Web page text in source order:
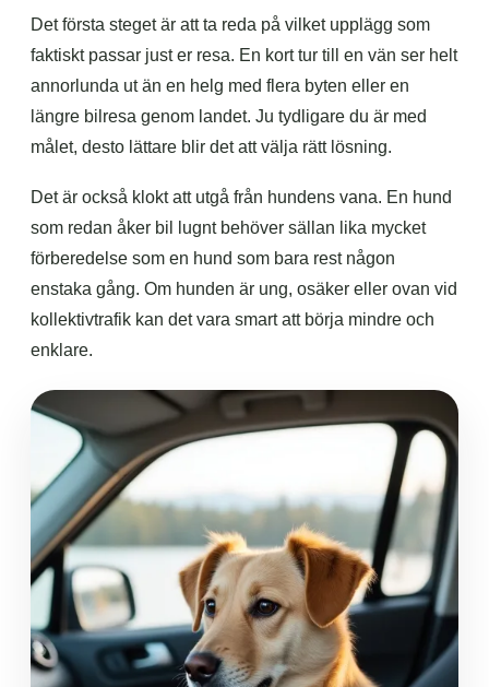
Det första steget är att ta reda på vilket upplägg som
faktiskt passar just er resa. En kort tur till en vän ser helt
annorlunda ut än en helg med flera byten eller en
längre bilresa genom landet. Ju tydligare du är med
målet, desto lättare blir det att välja rätt lösning.
Det är också klokt att utgå från hundens vana. En hund
som redan åker bil lugnt behöver sällan lika mycket
förberedelse som en hund som bara rest någon
enstaka gång. Om hunden är ung, osäker eller ovan vid
kollektivtrafik kan det vara smart att börja mindre och
enklare.